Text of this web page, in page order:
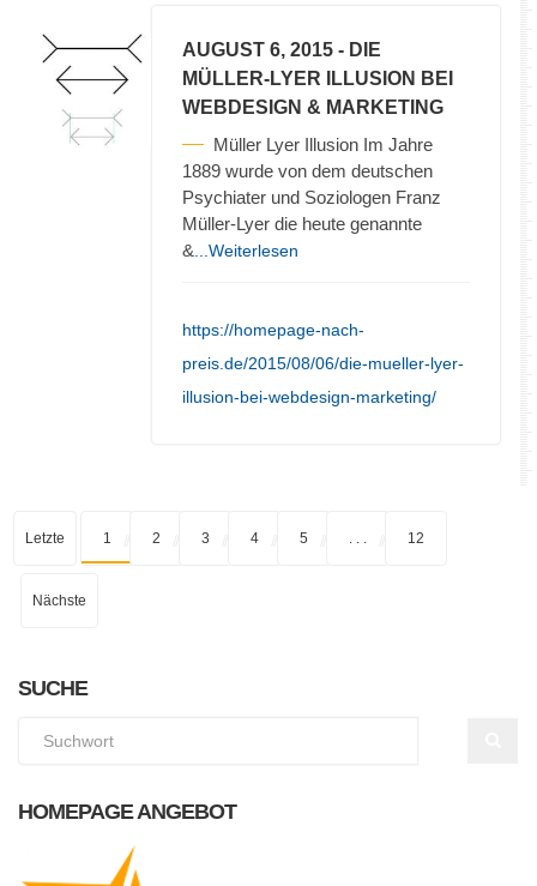
AUGUST 6, 2015 - DIE
MÜLLER-LYER ILLUSION BEI
WEBDESIGN & MARKETING
Müller Lyer Illusion Im Jahre
1889 wurde von dem deutschen
Psychiater und Soziologen Franz
Müller-Lyer die heute genannte
& ...Weiterlesen
https://homepage-nach-
preis.de/2015/08/06/die-mueller-lyer-
illusion-bei-webdesign-marketing/
Letzte 1 2 3 4 5 12
Nächste
SUCHE
HOMEPAGE ANGEBOT